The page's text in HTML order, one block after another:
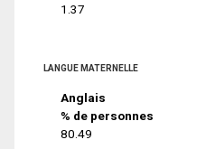
1.37
LANGUE MATERNELLE
Anglais
% de personnes
80.49